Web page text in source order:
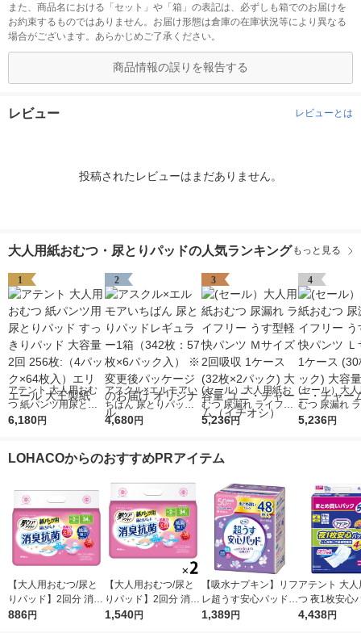
また、商品名における「セット」や「箱」の表記は、必ずしも箱でのお届けを
お約束するものではありません。お届け形態は倉庫の在庫状況等により異なる
場合がございます。あらかじめご了承ください。
商品情報の誤りを報告する
レビュー レビューとは
投稿されたレビューはまだありません。
大人用紙おむつ・尿とりパッドの人気ランキング もっと見る
1
アテント 大人用おむ
つ 紙パンツ用尿とり
パッド すっきりパッ
エリエール 大王製紙
6,180円
2
アスクル×エルモアい
ちばん 尿とりパッド
レギュラー1箱（342
ージのお届け オリジ
4,680円
3
(セール）大人用紙お
むつ 尿漏れ ライフリ
ー うす型軽快パンツ
大容量 ユニ・チャー
5,236円
4
(セール）大
むつ 尿漏れ
ー うす型軽快
5,236円
LOHACOからのおすすめPRアイテム
【大人用おむつ/尿と
りパッド】2回分 消臭
抗菌 肌ケア アクティ
886円
【大人用おむつ/尿と
りパッド】2回分 消臭
抗菌 肌ケア アクティ
1,540円
【吸水ナプキン】リフ
レ超うす安心パッドま
とめ買いパック50cc4
1,389円
アテント 大
つ 夜1枚安心
ープ用パッド
4,438円